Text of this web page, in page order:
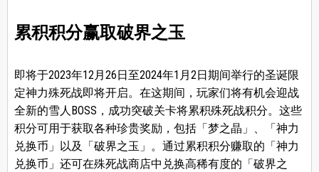
累积积分赢取破界之玉
即将于2023年12月26日至2024年1月2日期间举行的圣诞限
定神力殊死战即将开启。在这期间，玩家们将有机会迎战
全新的雪人BOSS，成功突破关卡将累积殊死战积分。这些
积分可用于获取各种珍贵奖励，包括「梦之晶」、「神力
兑换币」以及「破界之玉」。通过累积积分赚取的「神力
兑换币」还可在殊死战商店中兑换高稀有度的「破界之